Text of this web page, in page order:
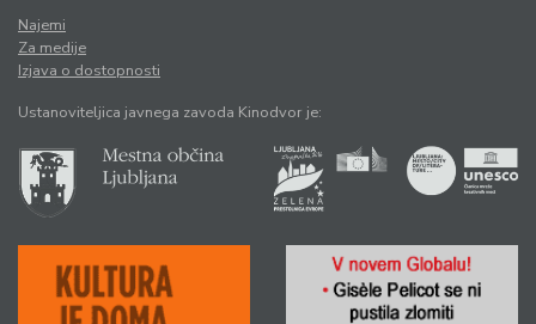
Najemi
Za medije
Izjava o dostopnosti
Ustanoviteljica javnega zavoda Kinodvor je: